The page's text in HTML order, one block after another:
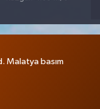
Malatya basım